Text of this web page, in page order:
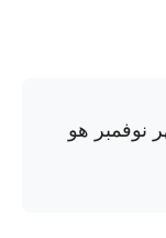
هو